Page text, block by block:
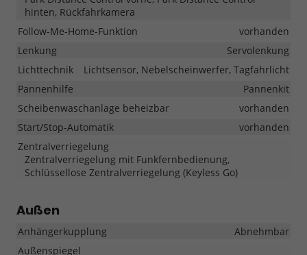
hinten, Rückfahrkamera
Follow-Me-Home-Funktion
vorhanden
Lenkung
Servolenkung
Lichttechnik
Lichtsensor, Nebelscheinwerfer, Tagfahrlicht
Pannenhilfe
Pannenkit
Scheibenwaschanlage beheizbar
vorhanden
Start/Stop-Automatik
vorhanden
Zentralverriegelung
Zentralverriegelung mit Funkfernbedienung,
Schlüssellose Zentralverriegelung (Keyless Go)
Außen
Anhängerkupplung
Abnehmbar
Außenspiegel